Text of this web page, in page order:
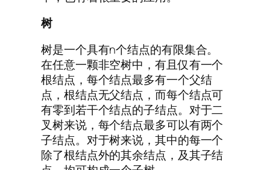
树
树是一个具有n个结点的有限集合。
在任意一颗非空树中，有且仅有一个
根结点，每个结点最多有一个父结
点，根结点无父结点，而每个结点可
有零到若干个结点的子结点。对于二
叉树来说，每个结点最多可以有两个
子结点。对于树来说，其中的每一个
除了根结点外的其余结点，及其子结